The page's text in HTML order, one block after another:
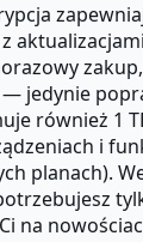
jedynie
również 1
i
planach).
na